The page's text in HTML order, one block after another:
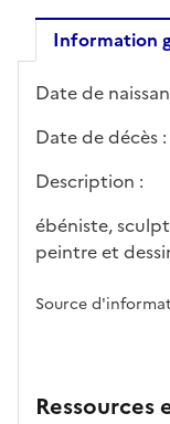
Information
Date de
Date de décès :
Description :
ébéniste,
peintre et
Source
Ressources